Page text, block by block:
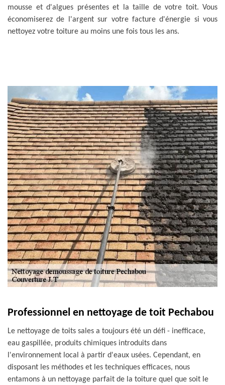
mousse et d'algues présentes et la taille de votre toit. Vous
économiserez de l'argent sur votre facture d'énergie si vous
nettoyez votre toiture au moins une fois tous les ans.
Professionnel en nettoyage de toit Pechabou
Le nettoyage de toits sales a toujours été un défi - inefficace,
eau gaspillée, produits chimiques introduits dans
l'environnement local à partir d'eaux usées. Cependant, en
disposant les méthodes et les techniques efficaces, nous
entamons à un nettoyage parfait de la toiture quel que soit le